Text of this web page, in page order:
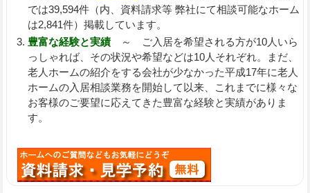
では39,594件（内、資料請求等 弊社にて相談可能なホーム
は2,841件）掲載しています。
豊富な経験と実績～ ご入居を希望される方が10人いら
っしゃれば、その状況や希望などは10人それぞれ。まだ、
老人ホームの紹介をする会社が少なかった平成17年に老人
ホームの入居相談業務を開始して以来、これまでに様々な
お客様のご要望に応えてきた豊富な経験と実績がありま
す。